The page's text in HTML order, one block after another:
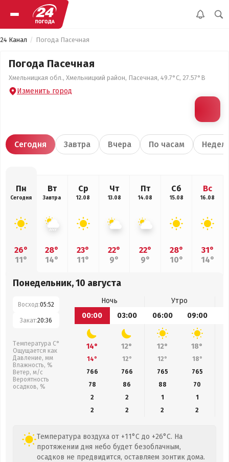
24 Канал Погода Пасечная
Погода Пасечная
Хмельницкая обл., Хмельницкий район, Пасечная, 49.7°С, 27.57°В
Изменить город
Сегодня Завтра Вчера По часам
Пн
Сегодня
26°
11°
Вт
Завтра
28°
14°
Ср
12.08
23°
11°
Чт
13.08
22°
9°
Пт
14.08
22°
9°
Сб
15.08
28°
10°
Вс
16.08
31°
14°
Понедельник, 10 августа
Восход:05:52
Закат:20:36
Температура С°
Ощущается как
Давление, мм
Влажность, %
Ветер, м/с
Вероятность
осадков, %
Ночь
Утро
00:00
03:00 06:00 09:00
14° 12° 12° 18°
14° 12° 12° 18°
766
766 765 765
78
86 88 70
2
2 1
1
2
2 2 2
Температура воздуха от +11°C до +26°C. На
протяжении дня небо будет безоблачным,
осадков не предвидится, оставляем зонтик дома.